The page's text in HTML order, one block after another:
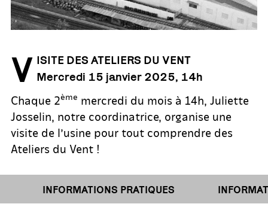
V ISITE DES ATELIERS DU VENT
Mercredi 15 janvier 2025, 14h
Chaque 2ème mercredi du mois à 14h, Juliette
Josselin, notre coordinatrice, organise une
visite de l’usine pour tout comprendre des
Ateliers du Vent !
INFORMATIONS PRATIQUES